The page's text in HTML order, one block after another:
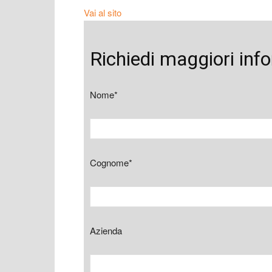
Vai al sito
Richiedi maggiori
Nome*
Cognome*
Azienda